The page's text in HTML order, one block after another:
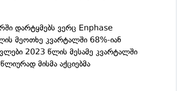
დარტყმებს ვერც Enphase
მეოთხე კვარტალში 68%-იან
2023 წლის მესამე კვარტალში
მისმა აქციებმა